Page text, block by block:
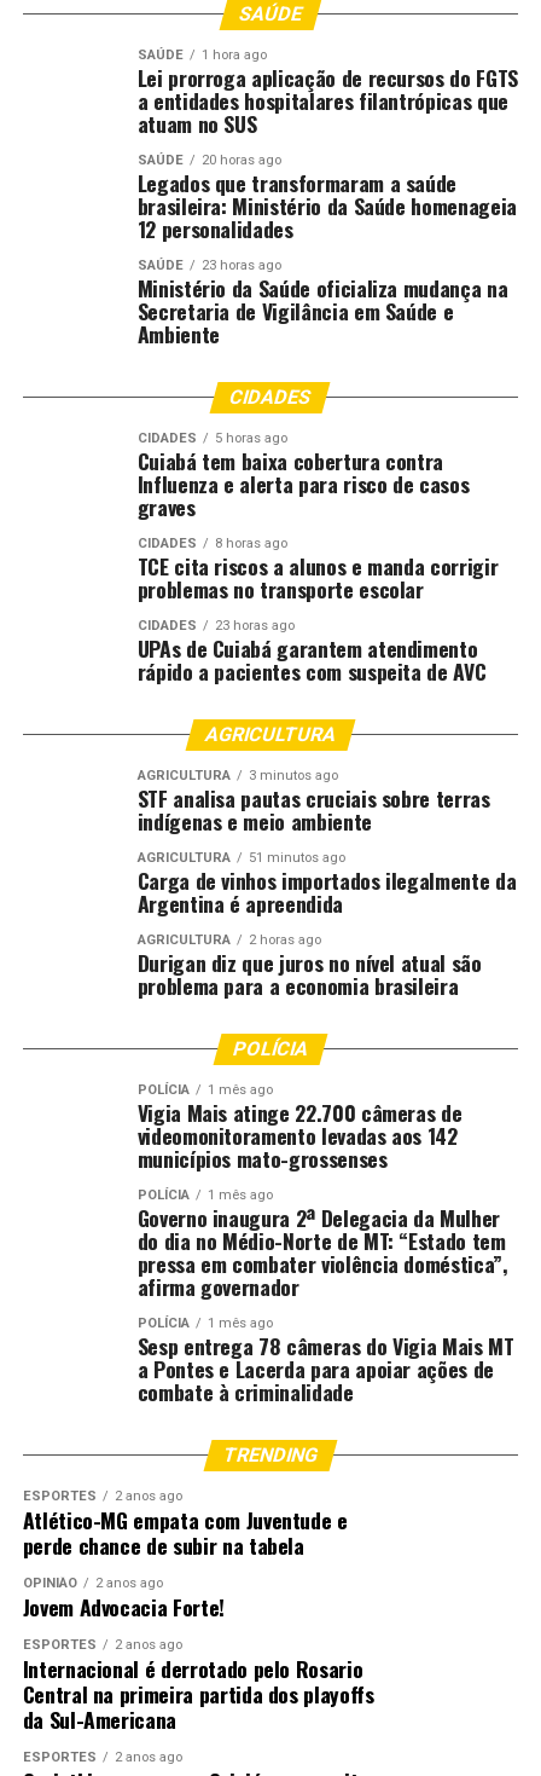
O juiz Ramon Botelho também enfatizou a
relevância do evento para a magistratura
mato-grossense. “Para mim, foi uma
grande honra ter sido indicado pela
Presidência como um dos magistrados a
representar Mato Grosso neste
congresso, que se consolida como um
importante espaço científico voltado à
primeira instância. O evento tem como
finalidade a construção de enunciados
orientativos para todo o país, tanto no
Federal, com participação de diversos
atores do sistema de Justiça na fase de
proposição, sendo a votação restrita à magistratura”,
O magistrado ressaltou ainda sua atuação na banca
científica, ao lado do ministro do STJ Marco Aurélio
Bellizze e de uma juíza federal, no eixo de direito
público. “Tive a oportunidade de contribuir na análise e
aprovação de enunciados nas áreas de fazenda pública e
saúde, alinhadas à minha atuação jurisdicional. Foram
que servirão como orientação para magistrados em todo
o Brasil”, pontuou.
Ramon Botelho, que participou da comissão avaliadora
pela primeira vez, destacou o papel institucional da
participação mato-grossense. “Além de representar uma
honra pessoal, a participação foi importante para
reafirmar a presença de Mato Grosso nos debates
nacionais, contribuindo diretamente na construção de
entendimentos que impactarão a atuação do Judiciário
Confira neste link fotos do evento.
https://share.google/msTFKIdH9jtZwh1KF
Outras informações podem ser obtidas pelo e-mail
[email protected]ou pelos telefones (65) 3617-3844 /
Autor: Lígia Saito
Departamento: Assessoria de Comunicação da Esmagis –
[email protected]
Fonte:Tribunal de Justiça de MT – MT
Comentários
RELATED TOPICS: CONGRESSO DESTAQUE
JUÍZES
MATO MATO-GROSSO MATOGROSSO
NACIONAL
PELO
SAÚDE
SAÚDE 1 hora ago
Lei prorroga aplicação de recursos do FGTS
a entidades hospitalares filantrópicas que
atuam no SUS
SAÚDE 20 horas ago
Legados que transformaram a saúde
brasileira: Ministério da Saúde homenageia
12 personalidades
SAÚDE 23 horas ago
Ministério da Saúde oficializa mudança na
Secretaria de Vigilância em Saúde e
Ambiente
CIDADES
CIDADES 5 horas ago
Cuiabá tem baixa cobertura contra
Influenza e alerta para risco de casos
graves
CIDADES 8 horas ago
TCE cita riscos a alunos e manda corrigir
problemas no transporte escolar
CIDADES 23 horas ago
UPAs de Cuiabá garantem atendimento
rápido a pacientes com suspeita de AVC
AGRICULTURA
AGRICULTURA 3 minutos ago
STF analisa pautas cruciais sobre terras
indígenas e meio ambiente
AGRICULTURA 51 minutos ago
Carga de vinhos importados ilegalmente da
Argentina é apreendida
AGRICULTURA 2 horas ago
Durigan diz que juros no nível atual são
problema para a economia brasileira
POLÍCIA
POLÍCIA 1 mês ago
Vigia Mais atinge 22.700 câmeras de
videomonitoramento levadas aos 142
municípios mato-grossenses
POLÍCIA 1 mês ago
Governo inaugura 2ª Delegacia da Mulher
do dia no Médio-Norte de MT: “Estado tem
pressa em combater violência doméstica”,
afirma governador
POLÍCIA 1 mês ago
Sesp entrega 78 câmeras do Vigia Mais MT
a Pontes e Lacerda para apoiar ações de
combate à criminalidade
TRENDING
ESPORTES 2 anos ago
Atlético-MG empata com Juventude e
perde chance de subir na tabela
OPINIÃO 2 anos ago
Jovem Advocacia Forte!
ESPORTES 2 anos ago
Internacional é derrotado pelo Rosario
Central na primeira partida dos playoffs
da Sul-Americana
ESPORTES 2 anos ago